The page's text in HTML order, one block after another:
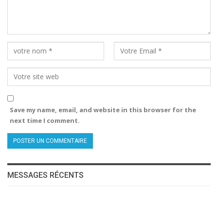
Save my name, email, and website in this browser for the
next time I comment.
MESSAGES RÉCENTS